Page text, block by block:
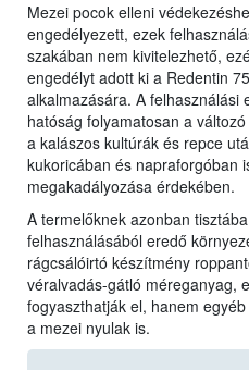
Mezei pocok elleni
engedélyezett, ezek
szakában nem kivitelezhető,
engedélyt adott ki a Redentin
alkalmazására. A felhasználási
hatóság folyamatosan a
a kalászos kultúrák és repce
kukoricában és napraforgóban
megakadályozása érdekében.
A termelőknek azonban
felhasználásából eredő
rágcsálóirtó készítmény
véralvadás-gátló méreganyag,
fogyaszthatják el, hanem
a mezei nyulak is.